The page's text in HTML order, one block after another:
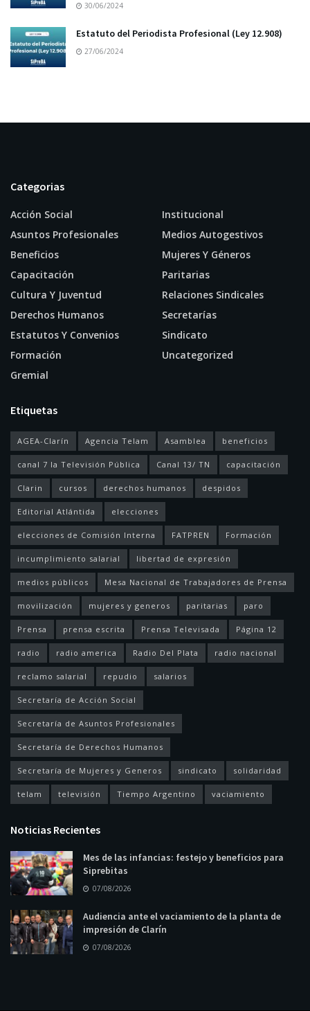
30/06/2024
Estatuto del Periodista Profesional (Ley 12.908)
27/06/2024
Categorias
Acción Social
Asuntos Profesionales
Beneficios
Capacitación
Cultura Y Juventud
Derechos Humanos
Estatutos Y Convenios
Formación
Gremial
Institucional
Medios Autogestivos
Mujeres Y Géneros
Paritarias
Relaciones Sindicales
Secretarías
Sindicato
Uncategorized
Etiquetas
AGEA-Clarín Agencia Telam Asamblea beneficios
canal 7 la Televisión Pública Canal 13/ TN capacitación
Clarin cursos derechos humanos despidos
Editorial Atlántida elecciones
elecciones de Comisión Interna FATPREN Formación
incumplimiento salarial libertad de expresión
medios públicos Mesa Nacional de Trabajadores de Prensa
movilización mujeres y generos paritarias paro
Prensa prensa escrita Prensa Televisada Página 12
radio radio america Radio Del Plata radio nacional
reclamo salarial repudio salarios
Secretaría de Acción Social
Secretaría de Asuntos Profesionales
Secretaría de Derechos Humanos
Secretaría de Mujeres y Generos sindicato solidaridad
telam televisión Tiempo Argentino vaciamiento
Noticias Recientes
Mes de las infancias: festejo y beneficios para
Siprebitas
07/08/2026
Audiencia ante el vaciamiento de la planta de
impresión de Clarín
07/08/2026